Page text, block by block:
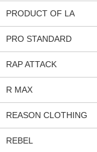
PRODUCT OF LA
PRO STANDARD
RAP ATTACK
R MAX
REASON CLOTHING
REBEL